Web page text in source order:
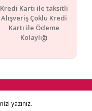
Kredi Kartı ile taksitli
Alışveriş Çoklu Kredi
Kartı ile Ödeme
Kolaylığı